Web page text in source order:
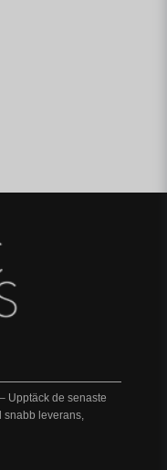
Upptäck de senaste
snabb leverans,